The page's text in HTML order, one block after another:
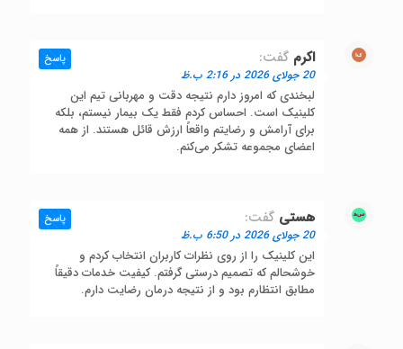
اکرم گفت:
20 جولای 2026 در 2:16 ب.ظ
لبخندی که امروز دارم نتیجه دقت و مهربانی تیم این
کلینیک است. احساس کردم فقط یک بیمار نیستم، بلکه
برای آرامش و رضایتم واقعاً ارزش قائل هستند. از همه
اعضای مجموعه تشکر می‌کنم.
پاسخ
هستی گفت:
20 جولای 2026 در 6:50 ب.ظ
این کلینیک را از روی نظرات کاربران انتخاب کردم و
خوشحالم که تصمیم درستی گرفتم. کیفیت خدمات دقیقاً
مطابق انتظارم بود و از نتیجه درمان رضایت دارم.
پاسخ